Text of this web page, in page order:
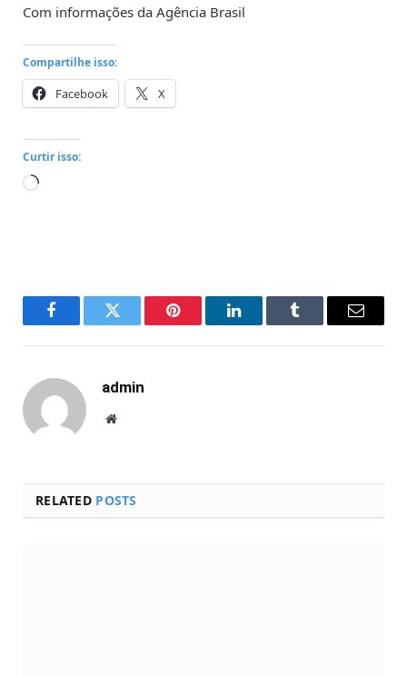
Com informações da Agência Brasil
Compartilhe isso:
Facebook X
Curtir isso:
Carregando...
FacebookTwitter Pinterest LinkedInTumblr Email
admin
Website
RELATED POSTS